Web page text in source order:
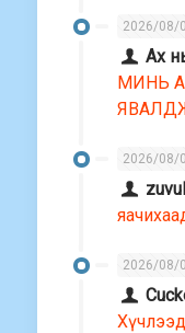
2026/08/
Ах
МИНЬ
2026/08/
2026/08/